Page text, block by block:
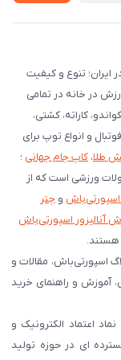
ایران؛ تنوع و کیفیت
در خانه در تمامی
کاراته، کشتی،
و انواع توپ برای
طلا، کاپ جام جهانی ؛
ورزشی است که از
و چتر
آنالیزور اسپورتی‌باش
هستند.
اسپورتی‌باش، مقالات و
آموزش و راهنمای خرید
اعتماد الکترونیک و
است و از سال 1399 فعالیت گسترده ای در حوزه تولید